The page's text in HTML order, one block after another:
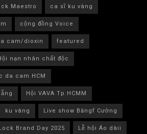
Maestro
ca sĩ ku vàng
cộng đồng Voice
cam/dioxin
featured
nạn nhân chất độc
da cam HCM
Hội VAVA Tp.HCMM
ku vàng
Live show Băngf Cường
Brand Day 2025
Lễ hội Áo dàii